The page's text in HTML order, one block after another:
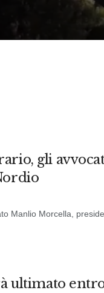
gli
Manlio Morcella,
ultimato